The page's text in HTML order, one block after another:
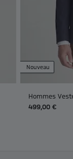
Nouveau
Hommes
499,00 €